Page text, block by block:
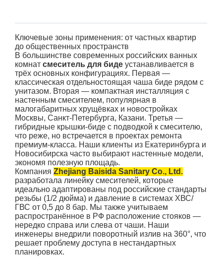
Ключевые зоны применения: от частных квартир
до общественных пространств
В большинстве современных российских ванных
комнатсмеситель для биде устанавливается в
трёх основных конфигурациях. Первая —
классическая отдельностоящая чаша биде рядом с
унитазом. Вторая — компактная инсталляция с
настенным смесителем, популярная в
малогабаритных хрущёвках и новостройках
Москвы, Санкт-Петербурга, Казани. Третья —
гибридные крышки-биде с подводкой к смесителю,
что реже, но встречается в проектах ремонта
премиум-класса. Наши клиенты из Екатеринбурга и
Новосибирска часто выбирают настенные модели,
экономя полезную площадь.
КомпанияZhejiang Baisida Sanitary Co., Ltd.
разработала линейку смесителей, которые
идеально адаптированы под российские стандарты
резьбы (1/2 дюйма) и давление в системах ХВС/
ГВС от 0,5 до 8 бар. Мы также учитываем
распространённое в РФ расположение стояков —
нередко справа или слева от чаши. Наши
инженеры внедрили поворотный излив на 360°, что
решает проблему доступа в нестандартных
планировках.